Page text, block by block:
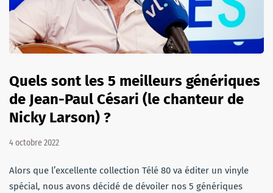
Quels sont les 5 meilleurs génériques
de Jean-Paul Césari (le chanteur de
Nicky Larson) ?
4 octobre 2022
Alors que l’excellente collection Télé 80 va éditer un vinyle
spécial, nous avons décidé de dévoiler nos 5 génériques